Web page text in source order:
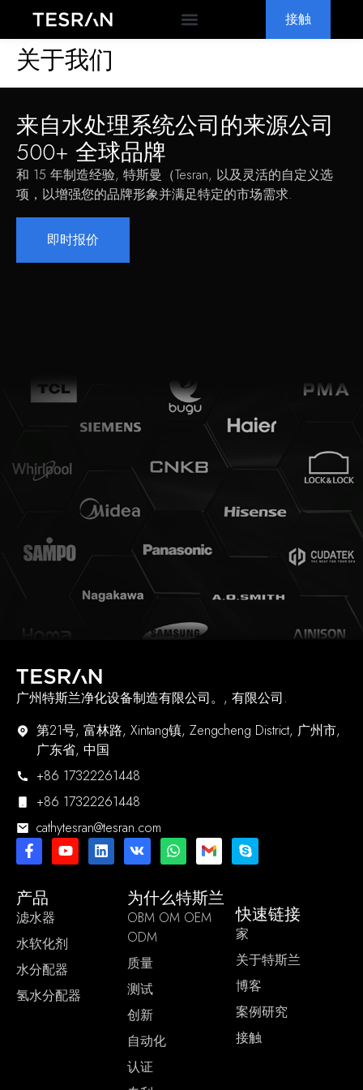
接触
关于我们
来自水处理系统公司的来源公司
500+ 全球品牌
和 15 年制造经验, 特斯曼（Tesran, 以及灵活的自定义选
项，以增强您的品牌形象并满足特定的市场需求.
即时报价
广州特斯兰净化设备制造有限公司。, 有限公司.
第21号, 富林路, Xintang镇, Zengcheng District, 广州市,
广东省, 中国
+86 17322261448
+86 17322261448
cathytesran@tesran.com
产品
滤水器
水软化剂
水分配器
氢水分配器
为什么特斯兰
OBM OM OEM
ODM
质量
测试
创新
自动化
认证
快速链接
家
关于特斯兰
博客
案例研究
接触